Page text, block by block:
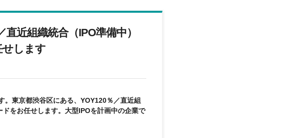
近組織統合（IPO準備中）
せします
。東京都渋谷区にある、YOY120％／直近組
をお任せします。大型IPOを計画中の企業で